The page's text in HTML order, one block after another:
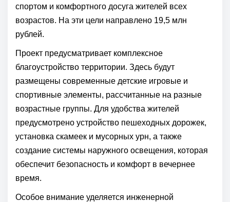
спортом и комфортного досуга жителей всех
возрастов. На эти цели направлено 19,5 млн
рублей.
Проект предусматривает комплексное
благоустройство территории. Здесь будут
размещены современные детские игровые и
спортивные элементы, рассчитанные на разные
возрастные группы. Для удобства жителей
предусмотрено устройство пешеходных дорожек,
установка скамеек и мусорных урн, а также
создание системы наружного освещения, которая
обеспечит безопасность и комфорт в вечернее
время.
Особое внимание уделяется инженерной